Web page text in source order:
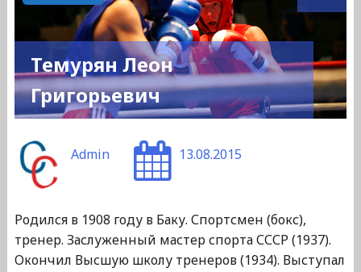
Темурян Леон
Григорьевич
Admin 13.08.2015
Родился в 1908 году в Баку. Спортсмен (бокс),
тренер. Заслуженный мастер спорта СССР (1937).
Окончил Высшую школу тренеров (1934). Выступал